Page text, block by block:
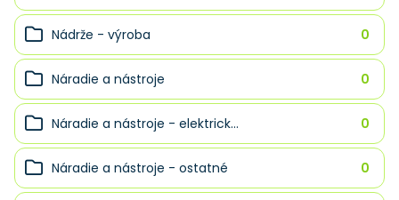
Nádrže - výroba 0
Náradie a nástroje 0
Náradie a nástroje - elektrick... 0
Náradie a nástroje - ostatné 0